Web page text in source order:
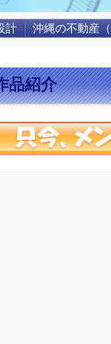
計 沖縄の不動産
品紹介